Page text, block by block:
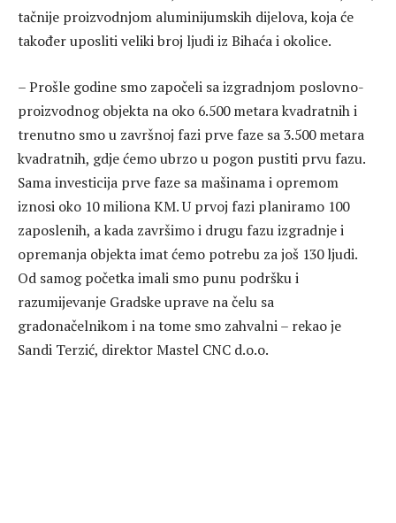
tačnije proizvodnjom aluminijumskih dijelova, koja će
također uposliti veliki broj ljudi iz Bihaća i okolice.
– Prošle godine smo započeli sa izgradnjom poslovno-
proizvodnog objekta na oko 6.500 metara kvadratnih i
trenutno smo u završnoj fazi prve faze sa 3.500 metara
kvadratnih, gdje ćemo ubrzo u pogon pustiti prvu fazu.
Sama investicija prve faze sa mašinama i opremom
iznosi oko 10 miliona KM. U prvoj fazi planiramo 100
zaposlenih, a kada završimo i drugu fazu izgradnje i
opremanja objekta imat ćemo potrebu za još 130 ljudi.
Od samog početka imali smo punu podršku i
razumijevanje Gradske uprave na čelu sa
gradonačelnikom i na tome smo zahvalni – rekao je
Sandi Terzić, direktor Mastel CNC d.o.o.